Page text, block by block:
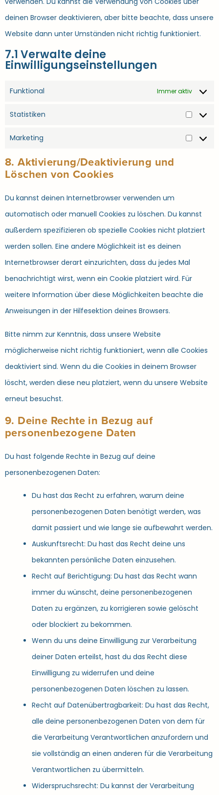
deinen Browser deaktivieren, aber bitte beachte, dass unsere
Website dann unter Umständen nicht richtig funktioniert.
7.1 Verwalte deine
Einwilligungseinstellungen
Funktional Immer aktiv
Statistiken
Marketing
8. Aktivierung/Deaktivierung und
Löschen von Cookies
Du kannst deinen Internetbrowser verwenden um
automatisch oder manuell Cookies zu löschen. Du kannst
außerdem spezifizieren ob spezielle Cookies nicht platziert
werden sollen. Eine andere Möglichkeit ist es deinen
Internetbrowser derart einzurichten, dass du jedes Mal
benachrichtigt wirst, wenn ein Cookie platziert wird. Für
weitere Information über diese Möglichkeiten beachte die
Anweisungen in der Hilfesektion deines Browsers.
Bitte nimm zur Kenntnis, dass unsere Website
möglicherweise nicht richtig funktioniert, wenn alle Cookies
deaktiviert sind. Wenn du die Cookies in deinem Browser
löscht, werden diese neu platziert, wenn du unsere Website
erneut besuchst.
9. Deine Rechte in Bezug auf
personenbezogene Daten
Du hast folgende Rechte in Bezug auf deine
personenbezogenen Daten:
Du hast das Recht zu erfahren, warum deine
personenbezogenen Daten benötigt werden, was
damit passiert und wie lange sie aufbewahrt werden.
Auskunftsrecht: Du hast das Recht deine uns
bekannten persönliche Daten einzusehen.
Recht auf Berichtigung: Du hast das Recht wann
immer du wünscht, deine personenbezogenen
Daten zu ergänzen, zu korrigieren sowie gelöscht
oder blockiert zu bekommen.
Wenn du uns deine Einwilligung zur Verarbeitung
deiner Daten erteilst, hast du das Recht diese
Einwilligung zu widerrufen und deine
personenbezogenen Daten löschen zu lassen.
Recht auf Datenübertragbarkeit: Du hast das Recht,
alle deine personenbezogenen Daten von dem für
die Verarbeitung Verantwortlichen anzufordern und
sie vollständig an einen anderen für die Verarbeitung
Verantwortlichen zu übermitteln.
Widerspruchsrecht: Du kannst der Verarbeitung